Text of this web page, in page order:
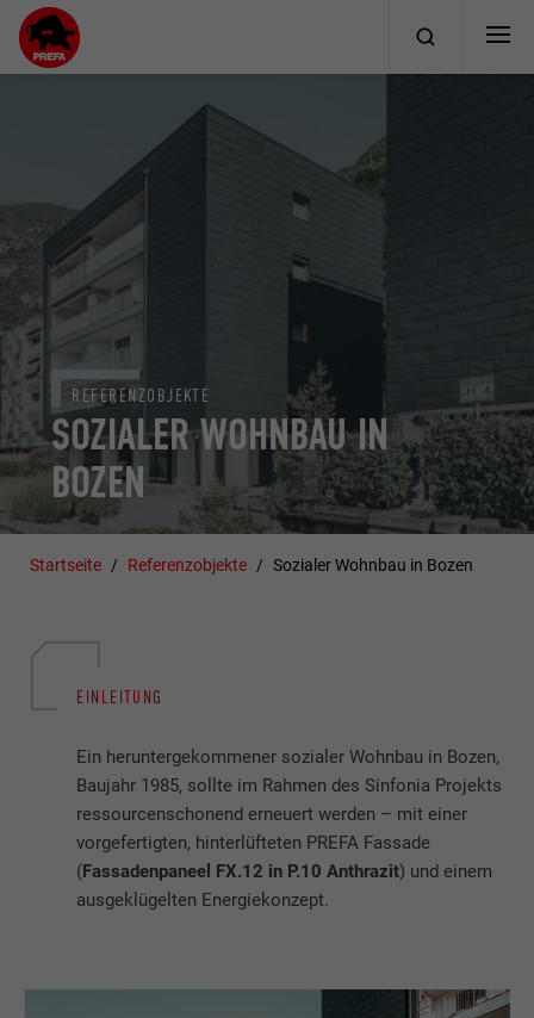
SOZIALER WOHNBAU IN
BOZEN
REFERENZOBJEKTE
Startseite Referenzobjekte Sozialer Wohnbau in Bozen
EINLEITUNG
Ein heruntergekommener sozialer Wohnbau in Bozen,
Baujahr 1985, sollte im Rahmen des Sinfonia Projekts
ressourcenschonend erneuert werden – mit einer
vorgefertigten, hinterlüfteten PREFA Fassade
(Fassadenpaneel FX.12 in P.10 Anthrazit) und einem
ausgeklügelten Energiekonzept.